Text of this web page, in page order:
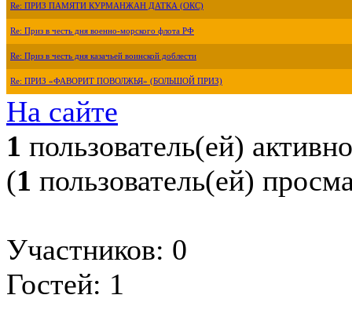
Re: ПРИЗ ПАМЯТИ КУРМАНЖАН ДАТКА (ОКС)
Re: Приз в честь дня военно-морского флота РФ
Re: Приз в честь дня казачьей воинской доблести
Re: ПРИЗ «ФАВОРИТ ПОВОЛЖЬЯ» (БОЛЬШОЙ ПРИЗ)
На сайте
1 пользователь(ей) активно
(1 пользователь(ей)
Участников: 0
Гостей: 1